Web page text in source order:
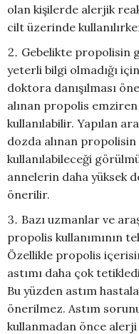
olan kişilerde alerjik
cilt üzerinde
Gebelikte propolisin
yeterli bilgi olmadığı
doktora danışılması
alınan propolis
kullanılabilir. Yapılan
dozda alınan
kullanılabileceği
annelerin daha yüksek
önerilir.
Bazı uzmanlar ve
propolis kullanımının
Özellikle propolis
astımı daha çok
Bu yüzden astım
önerilmez. Astım
kullanmadan önce